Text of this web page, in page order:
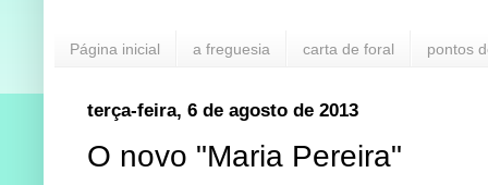
Página inicial a freguesia carta de foral pontos
terça-feira, 6 de agosto de 2013
O novo "Maria Pereira"